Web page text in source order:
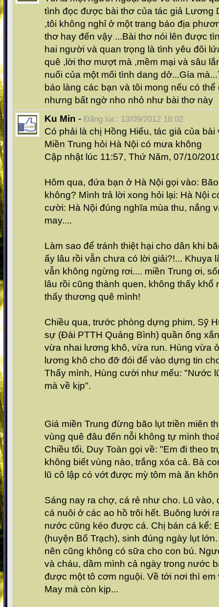
tình đọc được bài thơ của tác giả Lương
,tôi không nghỉ ở một trang báo địa
thơ hay đến vậy ...Bài thơ nói lên được
hai người và quan trọng là tình yêu đôi
quê ,lời thơ mượt mà ,mềm mại và sâu
nuối của một mối tình dang dở...Gía
báo làng các bạn và tôi mong nếu có
nhưng bất ngờ nho nhỏ như bài thơ này
Ku Min - Đăng lúc: 13/09/2012 18:02
Có phải là chị Hồng Hiếu, tác giả của
Miền Trung hỏi Hà Nội có mưa không
Cập nhật lúc 11:57, Thứ Năm, 07/10/
Hôm qua, đứa bạn ở Hà Nội gọi vào:
không? Mình trả lời xong hỏi lại: Hà Nội
cười: Hà Nội đúng nghĩa mùa thu, nắng
may....
Làm sao để tránh thiệt hại cho dân khi
ấy lâu rồi vẫn chưa có lời giải?!... Khuya
vẫn không ngừng rơi.... miền Trung ơi,
lâu rồi cũng thành quen, không thấy
thấy thương quê mình!
Chiều qua, trước phòng dựng phim, Sỹ
sự (Đài PTTH Quảng Bình) quần ống
vừa nhai lương khô, vừa run. Hùng vừa
lương khô cho đỡ đói để vào dựng tin
Thấy mình, Hùng cười như mếu: "Nước
mà về kịp".
Giá miền Trung đừng bão lụt triền miên
vùng quê đâu đến nỗi không tự mình
Chiều tối, Duy Toàn gọi về: "Em đi theo
không biết vùng nào, trắng xóa cả. Bà
lũ cô lập có vớt được mỳ tôm mà ăn
Sáng nay ra chợ, cá rẻ như cho. Lũ vào,
cá nuôi ở các ao hồ trôi hết. Buông lưới
nước cũng kéo được cá. Chị bán cá kể:
(huyện Bố Trạch), sinh đúng ngày lụt
nên cũng không có sữa cho con bú.
và cháu, dầm mình cả ngày trong nước
được một tô cơm nguội. Về tới nơi thì em
May mà còn kịp...